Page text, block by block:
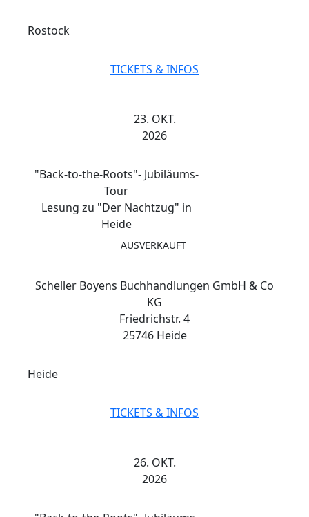
Rostock
TICKETS & INFOS
23. OKT.
2026
"Back-to-the-Roots"- Jubiläums-
Tour
Lesung zu "Der Nachtzug" in
Heide
AUSVERKAUFT
Scheller Boyens Buchhandlungen GmbH & Co
KG
Friedrichstr. 4
25746 Heide
Heide
TICKETS & INFOS
26. OKT.
2026